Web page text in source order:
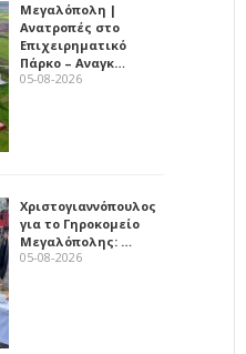
Μεγαλόπολη |
Ανατροπές στο
Επιχειρηματικό
Πάρκο – Αναγκ…
05-08-2026
Χριστογιαννόπουλος
για το Γηροκομείο
Μεγαλόπολης: …
05-08-2026